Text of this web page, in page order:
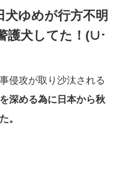
犬ゆめが行方不明
護犬してた！(∪･
侵攻が取り沙汰される
深める為に日本から秋
。